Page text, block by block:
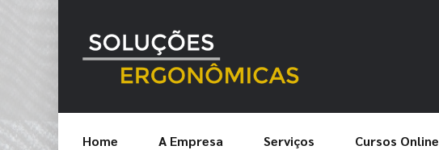
Home A Empresa Serviços Cursos Online